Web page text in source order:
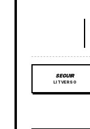
SEGUIR
LITVERSO